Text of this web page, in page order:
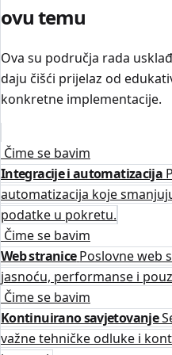
ovu temu
Ova su područja rada
daju čišći prijelaz od
konkretne implementacije.
Čime se bavim
Integracije i automatizacija
automatizacija koje
podatke u pokretu.
Čime se bavim
Web stranice Poslovne web
jasnoću, performanse i
Čime se bavim
Kontinuirano savjetovanje
važne tehničke odluke i